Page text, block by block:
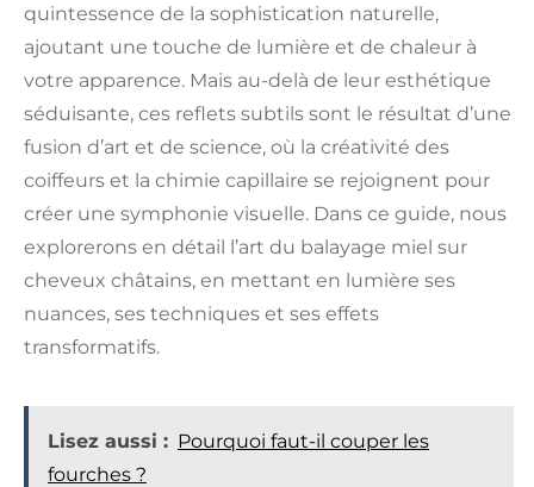
quintessence de la sophistication naturelle,
ajoutant une touche de lumière et de chaleur à
votre apparence. Mais au-delà de leur esthétique
séduisante, ces reflets subtils sont le résultat d’une
fusion d’art et de science, où la créativité des
coiffeurs et la chimie capillaire se rejoignent pour
créer une symphonie visuelle. Dans ce guide, nous
explorerons en détail l’art du balayage miel sur
cheveux châtains, en mettant en lumière ses
nuances, ses techniques et ses effets
transformatifs.
Lisez aussi : Pourquoi faut-il couper les
fourches ?